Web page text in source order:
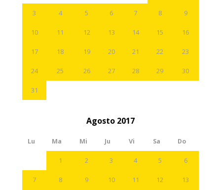
3 4 5 6 7 8 9
10 11 12 13 14 15 16
17 18 19 20 21 22 23
24 25 26 27 28 29 30
31
Agosto 2017
Lu Ma Mi Ju Vi Sa Do
1 2 3 4 5 6
7 8 9 10 11 12 13